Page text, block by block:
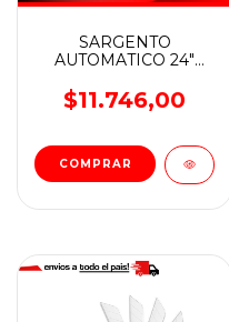
SARGENTO
AUTOMATICO 24"
$11.746,00